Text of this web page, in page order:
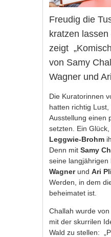
Freudig die
kratzen
zeigt
von Samy
Wagner und
Die Kuratorinnen
hatten richtig
Ausstellung einen
setzten. Ein
Leggwie-Brohm
Denn mitSamy
seine langjährigen
WagnerundAri
Werden, in dem
beheimatet ist.
Challah wurde
mit der skurrilen
Wald zu stellen: